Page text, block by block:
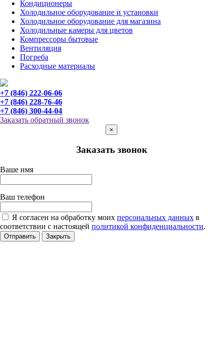
Кондиционеры
Холодильное оборудование и установки
Холодильное оборудование для магазина
Холодильные камеры для цветов
Компрессоры бытовые
Вентиляция
Погреба
Расходные материалы
+7 (846) 222-06-06
+7 (846) 228-76-46
+7 (846) 300-44-04
Заказать обратный звонок
×
Заказать звонок
Ваше имя
Ваш телефон
Я согласен на обработку моих персональных данных в
соответствии с настоящей политикой конфиденциальности.
Отправить Закрыть